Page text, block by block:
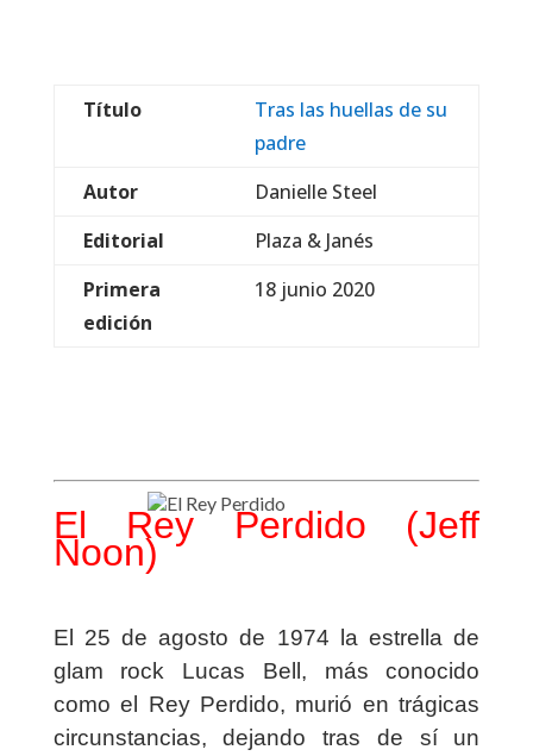
Título
Tras las huellas de su
padre
Autor
Danielle Steel
Editorial
Plaza & Janés
Primera
edición
18 junio 2020
El Rey Perdido (Jeff
Noon)
El 25 de agosto de 1974 la estrella de
glam rock Lucas Bell, más conocido
como el Rey Perdido, murió en trágicas
circunstancias, dejando tras de sí un